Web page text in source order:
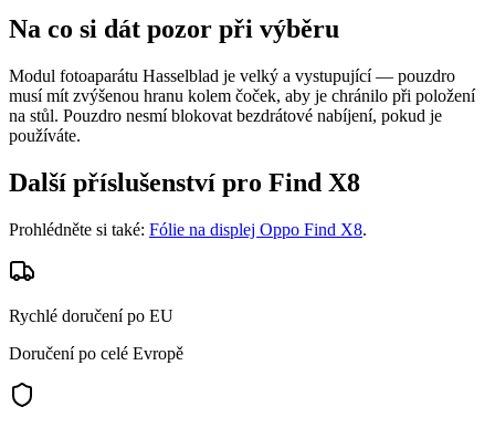
Na co si dát pozor při výběru
Modul fotoaparátu Hasselblad je velký a vystupující — pouzdro
musí mít zvýšenou hranu kolem čoček, aby je chránilo při položení
na stůl. Pouzdro nesmí blokovat bezdrátové nabíjení, pokud je
používáte.
Další příslušenství pro Find X8
Prohlédněte si také: Fólie na displej Oppo Find X8.
Rychlé doručení po EU
Doručení po celé Evropě